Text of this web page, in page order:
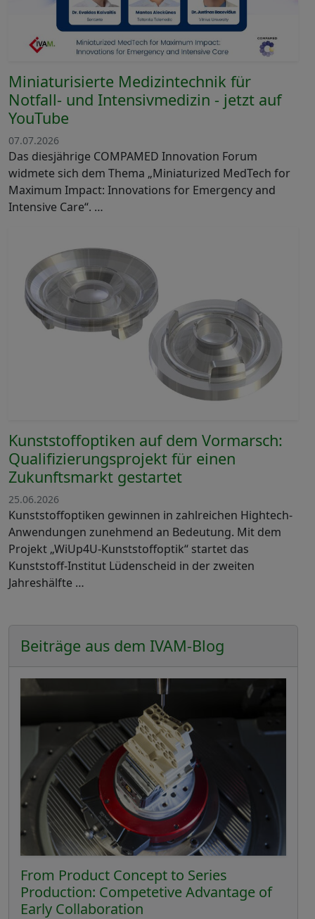
Miniaturisierte Medizintechnik für
Notfall- und Intensivmedizin - jetzt auf
YouTube
07.07.2026
Das diesjährige COMPAMED Innovation Forum
widmete sich dem Thema „Miniaturized MedTech for
Maximum Impact: Innovations for Emergency and
Intensive Care“. …
Kunststoffoptiken auf dem Vormarsch:
Qualifizierungsprojekt für einen
Zukunftsmarkt gestartet
25.06.2026
Kunststoffoptiken gewinnen in zahlreichen Hightech-
Anwendungen zunehmend an Bedeutung. Mit dem
Projekt „WiUp4U-Kunststoffoptik“ startet das
Kunststoff-Institut Lüdenscheid in der zweiten
Jahreshälfte …
Beiträge aus dem IVAM-Blog
From Product Concept to Series
Production: Competetive Advantage of
Early Collaboration